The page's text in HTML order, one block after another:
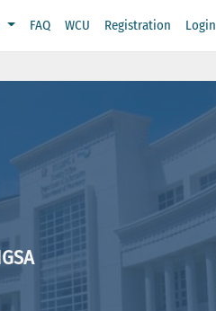
FAQ WCU Registration Login